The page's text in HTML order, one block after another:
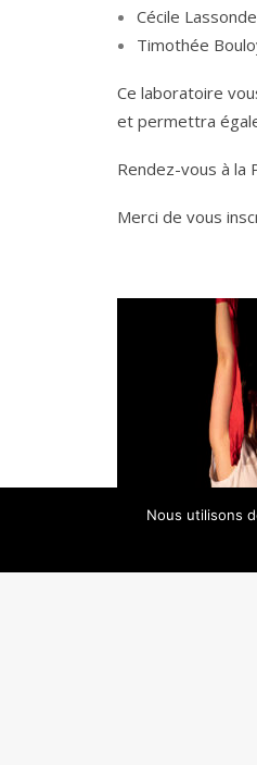
Cécile
Timothée
Ce laboratoire
et permettra
Rendez-vous à la
Merci de vous
Nous utilisons